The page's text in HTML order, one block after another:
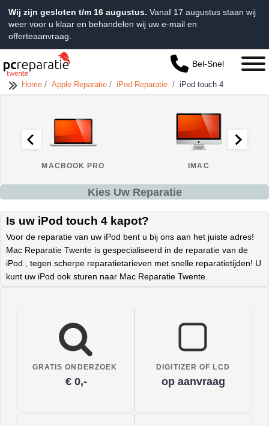
Wij zijn gesloten t/m 16 augustus. Vanaf 17 augustus staan wij
weer voor u klaar en behandelen wij uw e-mail en
offerteaanvraag.
Bel-Snel
Home / Apple Reparatie / iPod Reparatie / iPod touch 4
MACBOOK PRO IMAC
Kies Uw Reparatie
Is uw iPod touch 4 kapot?
Voor de reparatie van uw iPod bent u bij ons aan het juiste adres!
Mac Reparatie Twente is gespecialiseerd in de reparatie van de
iPod , tegen scherpe reparatietarieven met snelle reparatietijden! U
kunt uw iPod ook sturen naar Mac Reparatie Twente.
GRATIS ONDERZOEK
€ 0,-
DIGITIZER OF LCD
op aanvraag